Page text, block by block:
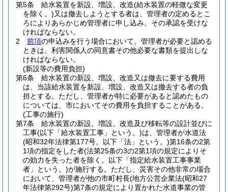
第5条
給水装置を新設、増設、改造(給水装置の軽微な変更
を除く。)又は撤去しようとする者は、管理者の定めるとこ
ろによりあらかじめ管理者に申し込み、その承認を受けな
ければならない。
2
前項の申込みを行う場合において、管理者が必要と認める
ときは、利害関係人の同意書その他必要な書類を提出しな
ければならない。
(新設等の費用負担)
第6条
給水装置の新設、増設、改造又は撤去に要する費用
は、当該給水装置を新設、増設、改造又は撤去する者の負
担とする。 ただし、管理者が特に必要があると認めたもの
については、市においてその費用を負担することがある。
(工事の施行)
第7条
給水装置の新設、増設、改造及び移転等の設計並びに
工事(以下「給水装置工事」という。)は、管理者が水道法
(昭和32年法律第177号。以下「法」という。)第16条の2第
1項の指定をした者(法第25条の3の2第1項の規定によりそ
の効力を失った者を除く。以下「指定給水装置工事事業
者」という。)が施行する。 ただし、災害その他非常の場合
において、管理者が他の市町村長(地方公営企業法(昭和27
年法律第292号)第7条の規定により置かれた水道事業の管